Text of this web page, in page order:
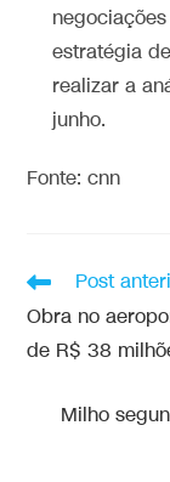
estratégia
realizar a
junho.
Fonte: cnn
Post
Obra no
de R$ 38
Milho